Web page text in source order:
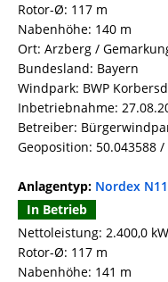
Rotor-Ø: 117 m
Nabenhöhe: 140 m
Ort: Arzberg /
Bundesland: Bayern
Windpark: BWP
Inbetriebnahme:
Betreiber:
Geoposition: 50.043588 /
Anlagentyp: Nordex
In Betrieb
Nettoleistung: 2.400,0 kW
Rotor-Ø: 117 m
Nabenhöhe: 141 m